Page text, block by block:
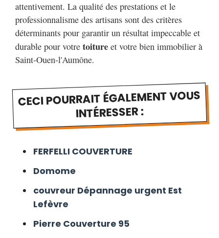
attentivement. La qualité des prestations et le
professionnalisme des artisans sont des critères
déterminants pour garantir un résultat impeccable et
durable pour votre toiture et votre bien immobilier à
Saint-Ouen-l'Aumône.
CECI POURRAIT ÉGALEMENT VOUS
INTÉRESSER :
FERFELLI COUVERTURE
Domome
couvreur Dépannage urgent Est
Lefèvre
Pierre Couverture 95